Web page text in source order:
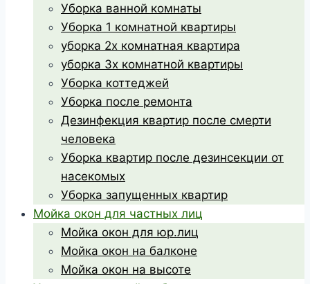
Уборка ванной комнаты
Уборка 1 комнатной квартиры
уборка 2х комнатная квартира
уборка 3х комнатной квартиры
Уборка коттеджей
Уборка после ремонта
Дезинфекция квартир после смерти
человека
Уборка квартир после дезинсекции от
насекомых
Уборка запущенных квартир
Мойка окон для частных лиц
Мойка окон для юр.лиц
Мойка окон на балконе
Мойка окон на высоте